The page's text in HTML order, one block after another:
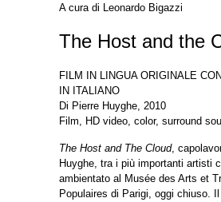
A cura di Leonardo Bigazzi
The Host and the
FILM IN LINGUA ORIGINALE
IN ITALIANO
Di Pierre Huyghe, 2010
Film, HD video, color, surround
The Host and The Cloud,
Huyghe, tra i più importanti artisti
ambientato al Musée des Arts et
Populaires di Parigi, oggi chiuso.